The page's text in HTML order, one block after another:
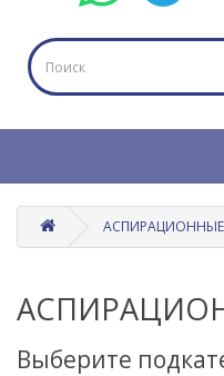
Выберите